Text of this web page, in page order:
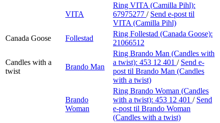
VITA
Ring VITA (Camilla Pihl):
67975277 / Send e-post til
VITA (Camilla Pihl)
Canada Goose
Follestad
Ring Follestad (Canada Goose):
21066512
Candles with a
twist
Brando Man
Ring Brando Man (Candles with
a twist): 453 12 401 / Send e-
post til Brando Man (Candles
with a twist)
Brando
Woman
Ring Brando Woman (Candles
with a twist): 453 12 401 / Send
e-post til Brando Woman
(Candles with a twist)